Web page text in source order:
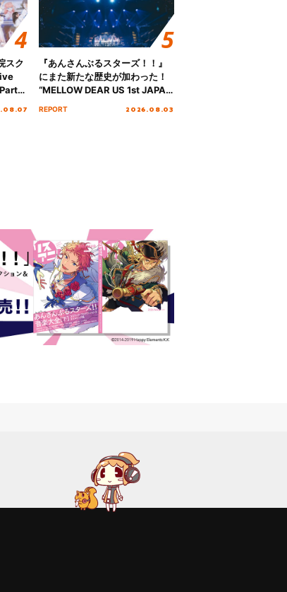
スク
『あんさんぶるスターズ！！』
にまた新たな歴史が加わった！
“MELLOW DEAR US 1st JAPAN
REPORT 2026.08.03